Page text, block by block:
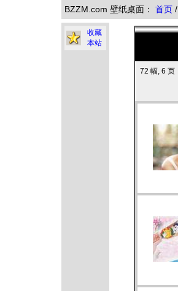
BZZM.com 壁纸桌面： 首页 /
收藏
本站
72 幅, 6 页